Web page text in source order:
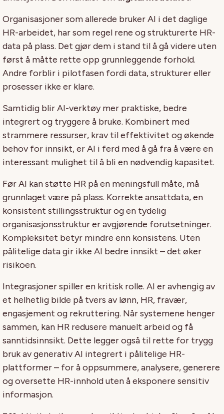
Organisasjoner som allerede bruker AI i det daglige
HR-arbeidet, har som regel rene og strukturerte HR-
data på plass. Det gjør dem i stand til å gå videre uten
først å måtte rette opp grunnleggende forhold.
Andre forblir i pilotfasen fordi data, strukturer eller
prosesser ikke er klare.
Samtidig blir AI-verktøy mer praktiske, bedre
integrert og tryggere å bruke. Kombinert med
strammere ressurser, krav til effektivitet og økende
behov for innsikt, er AI i ferd med å gå fra å være en
interessant mulighet til å bli en nødvendig kapasitet.
Før AI kan støtte HR på en meningsfull måte, må
grunnlaget være på plass. Korrekte ansattdata, en
konsistent stillingsstruktur og en tydelig
organisasjonsstruktur er avgjørende forutsetninger.
Kompleksitet betyr mindre enn konsistens. Uten
pålitelige data gir ikke AI bedre innsikt – det øker
risikoen.
Integrasjoner spiller en kritisk rolle. AI er avhengig av
et helhetlig bilde på tvers av lønn, HR, fravær,
engasjement og rekruttering. Når systemene henger
sammen, kan HR redusere manuelt arbeid og få
sanntidsinnsikt. Dette legger også til rette for trygg
bruk av generativ AI integrert i pålitelige HR-
plattformer – for å oppsummere, analysere, generere
og oversette HR-innhold uten å eksponere sensitiv
informasjon.